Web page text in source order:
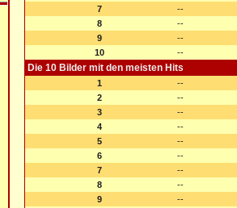
7
--
8
--
9
--
10
--
Die 10 Bilder mit den meisten Hits
1
--
2
--
3
--
4
--
5
--
6
--
7
--
8
--
9
--